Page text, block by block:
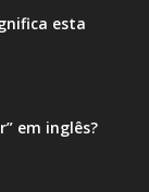
esta
em inglês?